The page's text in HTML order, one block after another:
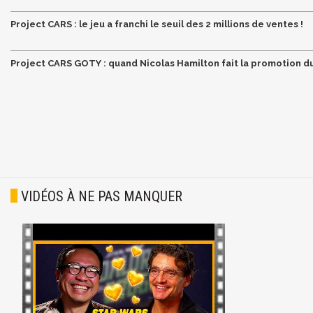
Project CARS : le jeu a franchi le seuil des 2 millions de ventes !
Project CARS GOTY : quand Nicolas Hamilton fait la promotion
VIDÉOS À NE PAS MANQUER